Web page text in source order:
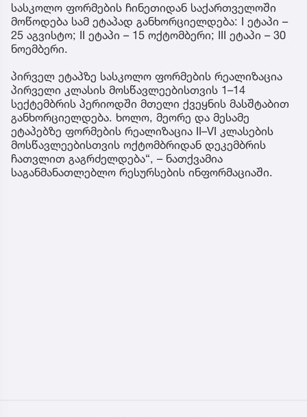
სასკოლო ფორმების ჩინეთიდან საქართველოში
მოწოდება სამ ეტაპად განხორციელდება: I ეტაპი –
25 აგვისტო; II ეტაპი – 15 ოქტომბერი; III ეტაპი – 30
ნოემბერი.
პირველ ეტაპზე სასკოლო ფორმების რეალიზაცია
პირველი კლასის მოსწავლეებისთვის 1–14
სექტემბრის პერიოდში მთელი ქვეყნის მასშტაბით
განხორციელდება. ხოლო, მეორე და მესამე
ეტაპებზე ფორმების რეალიზაცია II–VI კლასების
მოსწავლეებისთვის ოქტომბრიდან დეკემბრის
ჩათვლით გაგრძელდება“, – ნათქვამია
საგანმანათლებლო რესურსების ინფორმაციაში.